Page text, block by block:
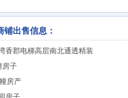
铺出售信息：
香郡电梯高层南北通透精装
房子
房产